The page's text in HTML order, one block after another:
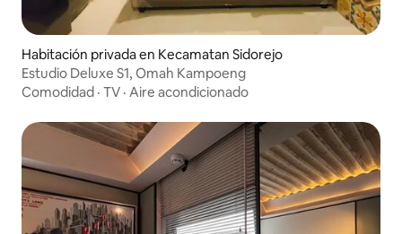
Habitación privada en Kecamatan Sidorejo
Estudio Deluxe S1, Omah Kampoeng
Comodidad · TV · Aire acondicionado